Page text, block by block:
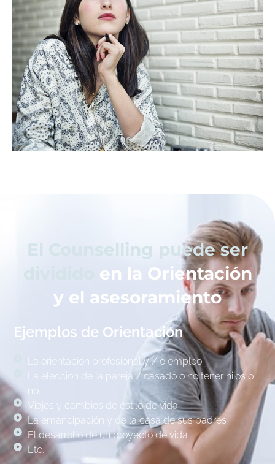
El Counselling puede ser
en la Orientación
y el asesoramiento
Ejemplos de Orientación
La orientación profesional y / o empleo
La elección de la pareja / casado o no tener hijos o
no
Viajes y cambios de estilo de vida
La emancipación y de la casa de sus padres
El desarrollo de un proyecto de vida
Etc.